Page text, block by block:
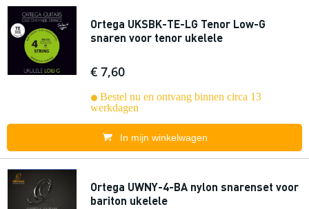
Ortega UKSBK-TE-LG Tenor Low-G
snaren voor tenor ukelele
€ 7,60
Bestel nu en ontvang binnen circa 13
werkdagen
In mijn winkelwagen
Ortega UWNY-4-BA nylon snarenset voor
bariton ukelele